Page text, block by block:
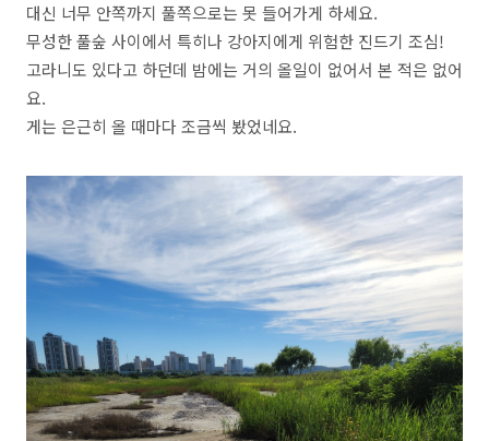
대신 너무 안쪽까지 풀쪽으로는 못 들어가게 하세요.
무성한 풀숲 사이에서 특히나 강아지에게 위험한 진드기 조심!
고라니도 있다고 하던데 밤에는 거의 올일이 없어서 본 적은 없어
요.
게는 은근히 올 때마다 조금씩 봤었네요.